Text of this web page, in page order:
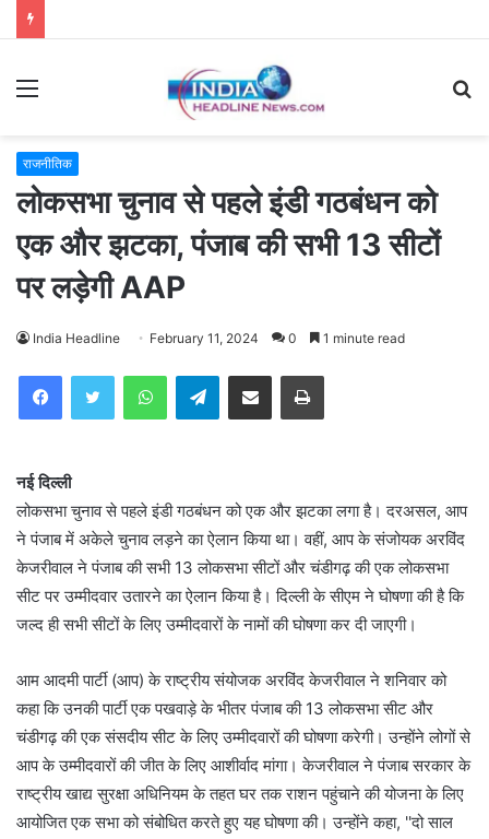
Menu
राजनीतिक
लोकसभा चुनाव से पहले इंडी गठबंधन को
एक और झटका, पंजाब की सभी 13 सीटों
पर लड़ेगी AAP
India Headline February 11, 2024 0 1 minute read
WhatsAppTelegramShare via Email Print
नई दिल्ली
लोकसभा चुनाव से पहले इंडी गठबंधन को एक और झटका लगा है। दरअसल, आप
ने पंजाब में अकेले चुनाव लड़ने का ऐलान किया था। वहीं, आप के संजोयक अरविंद
केजरीवाल ने पंजाब की सभी 13 लोकसभा सीटों और चंडीगढ़ की एक लोकसभा
सीट पर उम्मीदवार उतारने का ऐलान किया है। दिल्ली के सीएम ने घोषणा की है कि
जल्द ही सभी सीटों के लिए उम्मीदवारों के नामों की घोषणा कर दी जाएगी।
आम आदमी पार्टी (आप) के राष्ट्रीय संयोजक अरविंद केजरीवाल ने शनिवार को
कहा कि उनकी पार्टी एक पखवाड़े के भीतर पंजाब की 13 लोकसभा सीट और
चंडीगढ़ की एक संसदीय सीट के लिए उम्मीदवारों की घोषणा करेगी। उन्होंने लोगों से
आप के उम्मीदवारों की जीत के लिए आशीर्वाद मांगा। केजरीवाल ने पंजाब सरकार के
राष्ट्रीय खाद्य सुरक्षा अधिनियम के तहत घर तक राशन पहुंचाने की योजना के लिए
आयोजित एक सभा को संबोधित करते हुए यह घोषणा की। उन्होंने कहा, ''दो साल